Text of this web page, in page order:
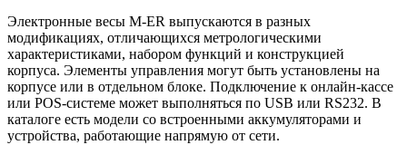
Электронные весы M-ER выпускаются в разных
модификациях, отличающихся метрологическими
характеристиками, набором функций и конструкцией
корпуса. Элементы управления могут быть установлены на
корпусе или в отдельном блоке. Подключение к онлайн-кассе
или POS-системе может выполняться по USB или RS232. В
каталоге есть модели со встроенными аккумуляторами и
устройства, работающие напрямую от сети.